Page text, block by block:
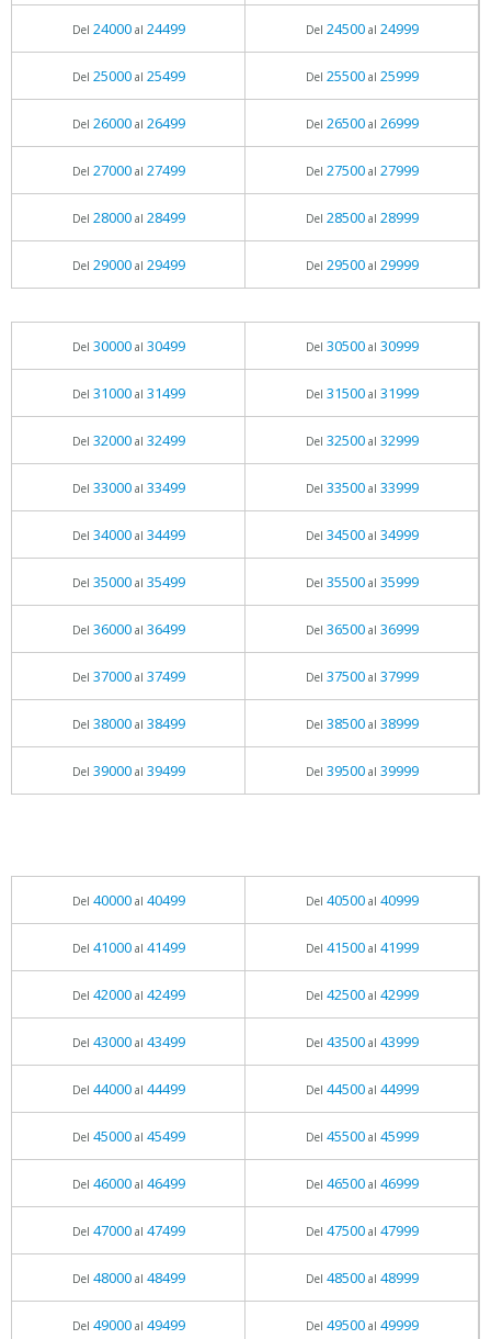
Del 24000al 24499 Del 24500al 24999
Del 25000al 25499 Del 25500al 25999
Del 26000al 26499 Del 26500al 26999
Del 27000al 27499 Del 27500al 27999
Del 28000al 28499 Del 28500al 28999
Del 29000al 29499 Del 29500al 29999
Del 30000al 30499 Del 30500al 30999
Del 31000al 31499 Del 31500al 31999
Del 32000al 32499 Del 32500al 32999
Del 33000al 33499 Del 33500al 33999
Del 34000al 34499 Del 34500al 34999
Del 35000al 35499 Del 35500al 35999
Del 36000al 36499 Del 36500al 36999
Del 37000al 37499 Del 37500al 37999
Del 38000al 38499 Del 38500al 38999
Del 39000al 39499 Del 39500al 39999
Del 40000al 40499 Del 40500al 40999
Del 41000al 41499 Del 41500al 41999
Del 42000al 42499 Del 42500al 42999
Del 43000al 43499 Del 43500al 43999
Del 44000al 44499 Del 44500al 44999
Del 45000al 45499 Del 45500al 45999
Del 46000al 46499 Del 46500al 46999
Del 47000al 47499 Del 47500al 47999
Del 48000al 48499 Del 48500al 48999
Del 49000al 49499 Del 49500al 49999